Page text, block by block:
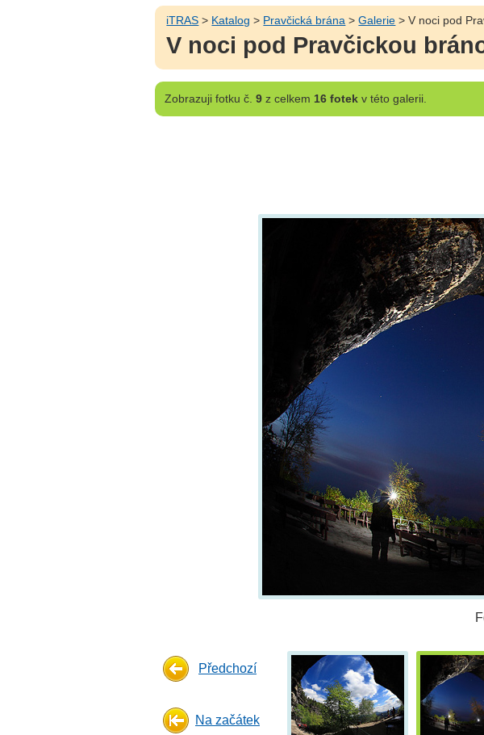
iTRAS > Katalog > Pravčická brána >Galerie > V noci pod
V noci pod Pravčickou
Zobrazujifotku č. 9z celkem 16 fotekv této galerii.
Předchozí
Na začátek